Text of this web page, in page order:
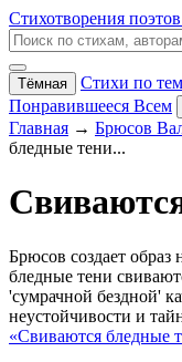
Стихотворения
Тёмная Стихи по
Понравившееся Всем
Главная → Брюсов
бледные тени...
Брюсов создает образ
бледные тени
'сумрачной бездной'
неустойчивости и
«Свиваются бледные